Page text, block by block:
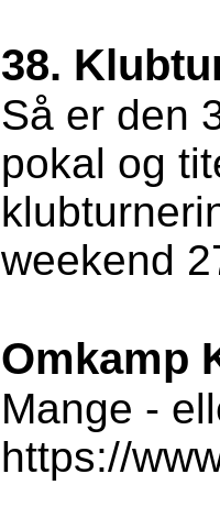
38.
Så er den
pokal og
weekend
Omkamp
Mange -
https://